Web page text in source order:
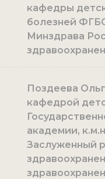
кафедры
болезней
Минздрава
Поздеева
кафедрой
академии,
Заслуженный